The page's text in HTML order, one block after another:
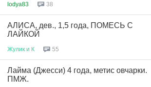
lodya83 38
АЛИСА, дев., 1,5 года, ПОМЕСЬ С
ЛАЙКОЙ
Жулик и К 55
Лайма (Джесси) 4 года, метис овчарки.
ПМЖ.